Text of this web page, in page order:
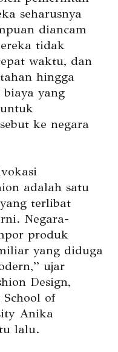
seharusnya
diancam
tidak
waktu, dan
hingga
yang
ke negara
adalah satu
terlibat
Negara-
produk
yang diduga
ujar
Design,
of
Anika
lalu.